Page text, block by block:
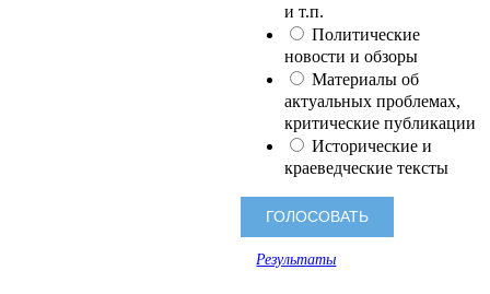
и т.п.
Политические
новости и обзоры
Материалы об
актуальных проблемах,
критические публикации
Исторические и
краеведческие тексты
Результаты